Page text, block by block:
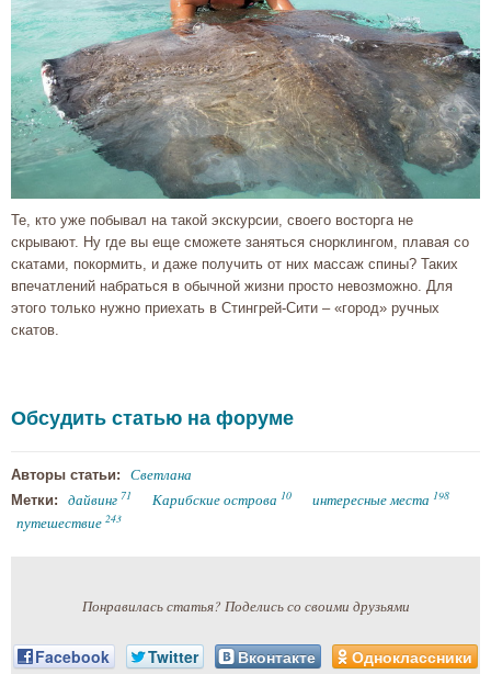
Те, кто уже побывал на такой экскурсии, своего восторга не
скрывают. Ну где вы еще сможете заняться снорклингом, плавая со
скатами, покормить, и даже получить от них массаж спины? Таких
впечатлений набраться в обычной жизни просто невозможно. Для
этого только нужно приехать в Стингрей-Сити – «город» ручных
скатов.
Обсудить статью на форуме
Авторы статьи: Светлана
Метки: дайвинг 71 Карибские острова 10 интересные места 198
путешествие 243
Понравилась статья? Поделись со своими друзьями
Facebook Twitter Вконтакте
Одноклассники